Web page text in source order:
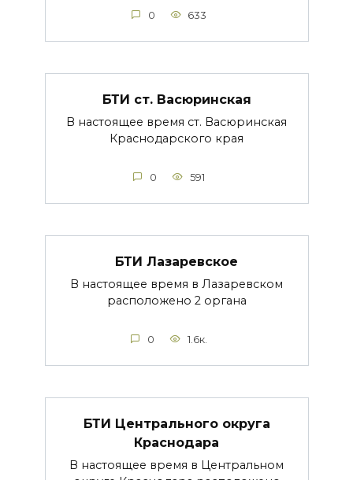
0 633
БТИ ст. Васюринская
В настоящее время ст. Васюринская
Краснодарского края
0 591
БТИ Лазаревское
В настоящее время в Лазаревском
расположено 2 органа
0 1.6к.
БТИ Центрального округа
Краснодара
В настоящее время в Центральном